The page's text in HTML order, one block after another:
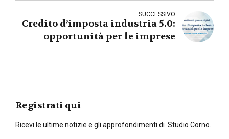
SUCCESSIVO
Credito d’imposta industria 5.0:
opportunità per le imprese
Registrati qui
Ricevi le ultime notizie e gli approfondimenti di Studio Corno.